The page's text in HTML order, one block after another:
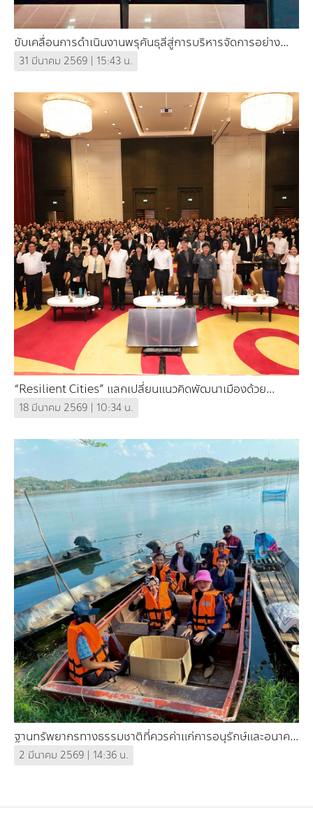
ขับเคลื่อนการดำเนินงานพรุคันธุลีสู่การบริหารจัดการอย่าง
ยั่งยืน
31 มีนาคม 2569 | 15:43 น.
“Resilient Cities” แลกเปลี่ยนแนวคิดพัฒนาเมืองด้วย
ธรรมชาติ เสริมศักยภาพการปรับตัวต่อการเปลี่ยนแปลงสภาพ
18 มีนาคม 2569 | 10:34 น.
ฐานทรัพยากรทางธรรมชาติที่ควรค่าแก่การอนุรักษ์และอนาคต
การพัฒนาพื้นที่ชุ่มน้ำหนองหลวง
2 มีนาคม 2569 | 14:36 น.